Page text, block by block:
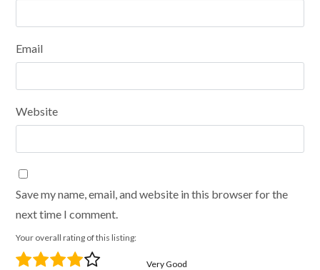
Email
Website
Save my name, email, and website in this browser for the
next time I comment.
Your overall rating of this listing:
Very Good